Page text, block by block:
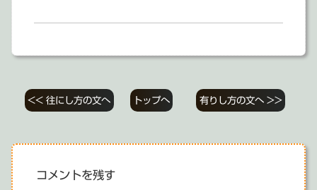
ナ
ビ
<< 往にし方の文へ トップへ 有りし方の文へ >>
コメントを残す